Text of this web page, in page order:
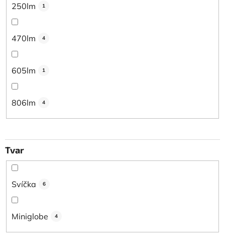
250lm 1
470lm 4
605lm 1
806lm 4
Tvar
Svíčka 6
Miniglobe 4